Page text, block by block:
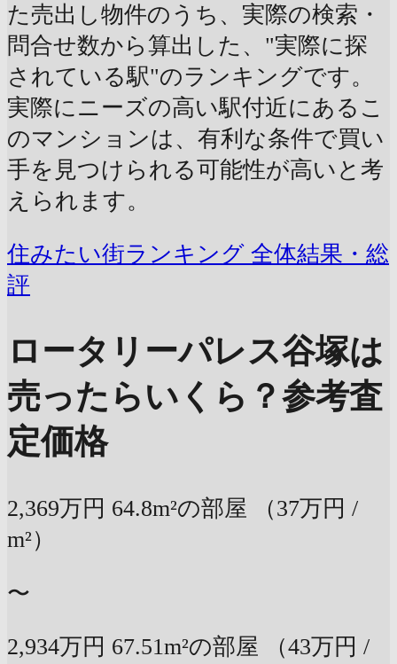
た売出し物件のうち、実際の検索・
問合せ数から算出した、"実際に探
されている駅"のランキングです。
実際にニーズの高い駅付近にあるこ
のマンションは、有利な条件で買い
手を見つけられる可能性が高いと考
えられます。
住みたい街ランキング 全体結果・総
評
ロータリーパレス谷塚は
売ったらいくら？参考査
定価格
2,369万円 64.8m²の部屋
（37万円 /
m²）
〜
2,934万円 67.51m²の部屋
（43万円 /